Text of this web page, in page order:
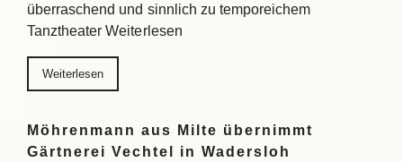
überraschend und sinnlich zu temporeichem
Tanztheater Weiterlesen
Weiterlesen
Möhrenmann aus Milte übernimmt
Gärtnerei Vechtel in Wadersloh